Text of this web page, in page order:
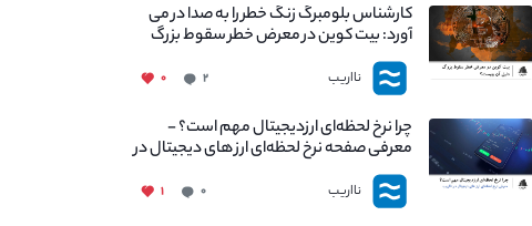
کارشناس بلومبرگ زنگ خطر را به صدا در می
آورد: بیت کوین در معرض خطر سقوط بزرگ
است - دلیل آن چیست؟
نااریب ۲ ۰
چرا نرخ لحظه‌ای ارزدیجیتال مهم است؟ -
معرفی صفحه نرخ لحظه‌ای ارز های دیجیتال در
نااریب
نااریب ۰ ۱